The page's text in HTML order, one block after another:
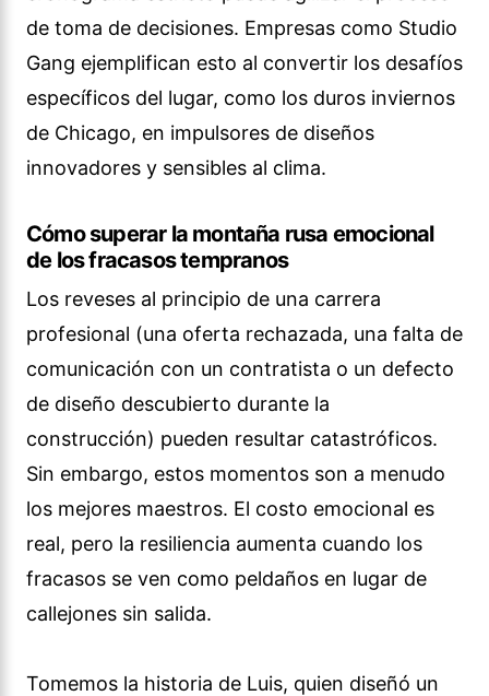
de toma de decisiones. Empresas como Studio
Gang ejemplifican esto al convertir los desafíos
específicos del lugar, como los duros inviernos
de Chicago, en impulsores de diseños
innovadores y sensibles al clima.
Cómo superar la montaña rusa emocional
de los fracasos tempranos
Los reveses al principio de una carrera
profesional (una oferta rechazada, una falta de
comunicación con un contratista o un defecto
de diseño descubierto durante la
construcción) pueden resultar catastróficos.
Sin embargo, estos momentos son a menudo
los mejores maestros. El costo emocional es
real, pero la resiliencia aumenta cuando los
fracasos se ven como peldaños en lugar de
callejones sin salida.
Tomemos la historia de Luis, quien diseñó un